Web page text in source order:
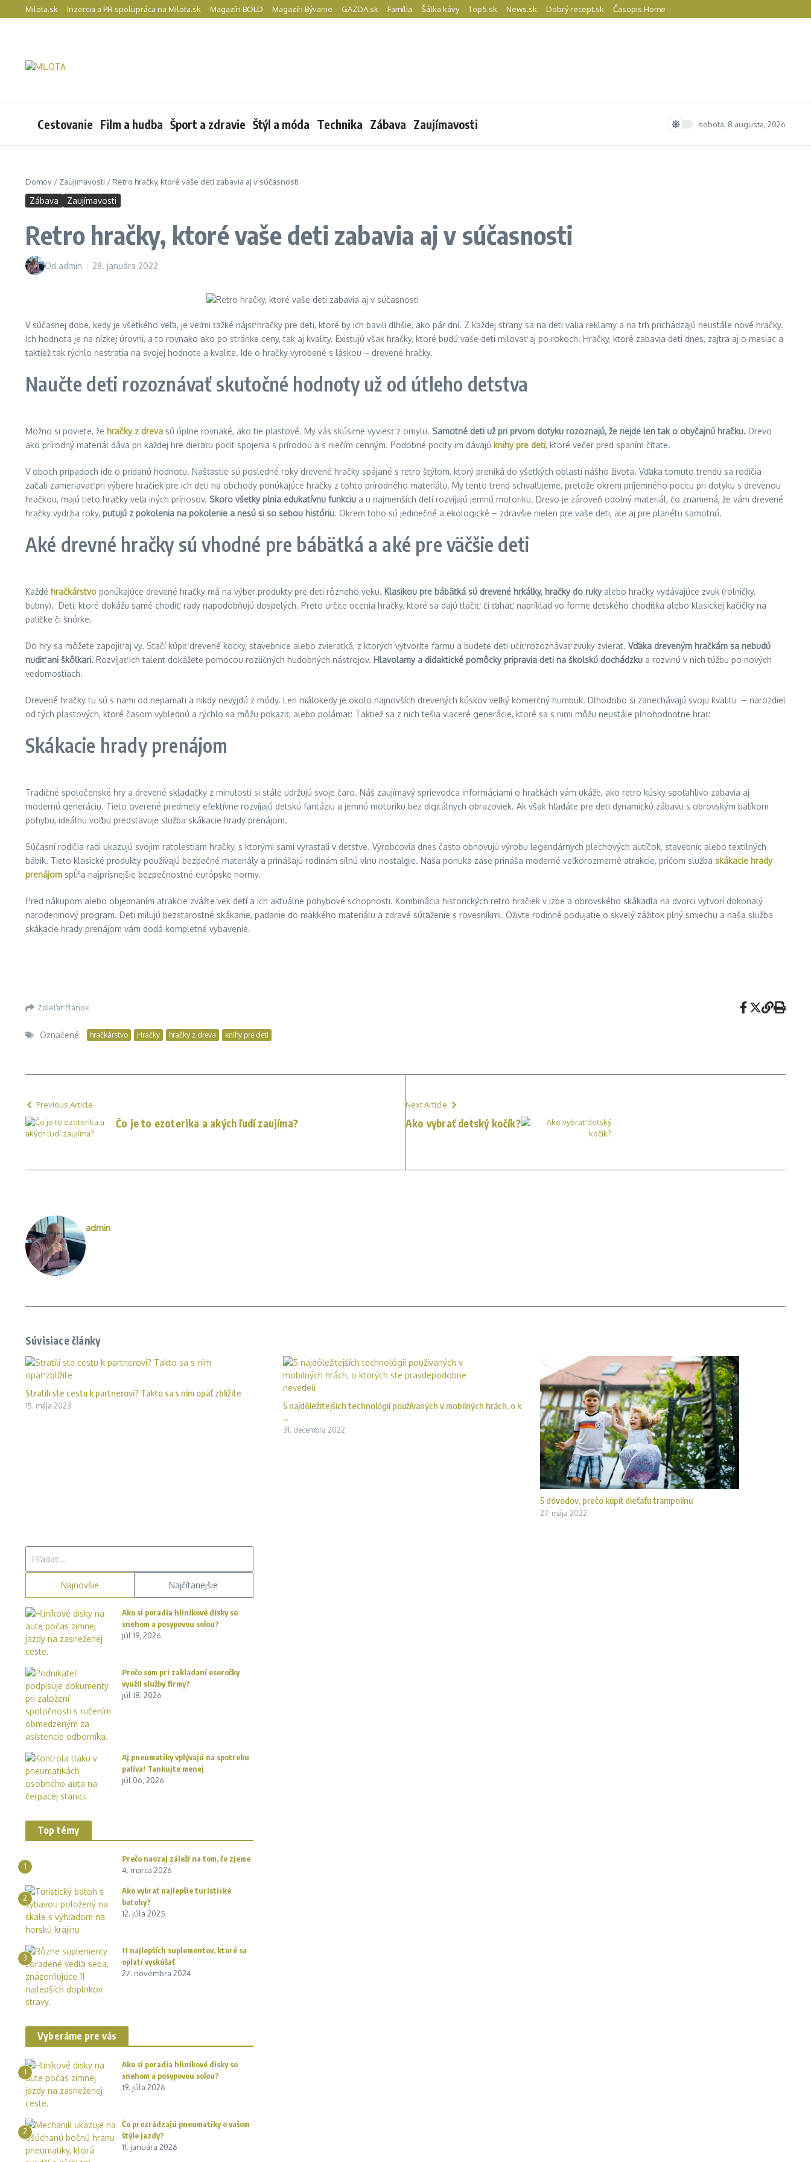
Preskočiť na obsah
Milota.sk Inzercia a PR spolupráca na Milota.sk Magazín BOLD Magazín Bývanie GAZDA.sk Família Šálka kávy Top5.sk News.sk Dobrý recept.sk Časopis Home
Cestovanie Film a hudba Šport a zdravie Štýl a móda Technika Zábava Zaujímavosti sobota, 8 augusta, 2026
Domov / Zaujímavosti / Retro hračky, ktoré vaše deti zabavia aj v súčasnosti
Zábava Zaujímavosti
Retro hračky, ktoré vaše deti zabavia aj v súčasnosti
Od admin 28. januára 2022
V súčasnej dobe, kedy je všetkého veľa, je veľmi ťažké nájsť hračky pre deti, ktoré by ich bavili dlhšie, ako pár dní. Z každej strany sa na deti valia reklamy a na trh prichádzajú neustále nové hračky.
Ich hodnota je na nízkej úrovni, a to rovnako ako po stránke ceny, tak aj kvality. Existujú však hračky, ktoré budú vaše deti milovať aj po rokoch. Hračky, ktoré zabavia deti dnes, zajtra aj o mesiac a
taktiež tak rýchlo nestratia na svojej hodnote a kvalite. Ide o hračky vyrobené s láskou – drevené hračky.
Naučte deti rozoznávať skutočné hodnoty už od útleho detstva
Možno si poviete, že hračky z dreva sú úplne rovnaké, ako tie plastové. My vás skúsime vyviesť z omylu. Samotné deti už pri prvom dotyku rozoznajú, že nejde len tak o obyčajnú hračku. Drevo
ako prírodný materiál dáva pri každej hre dieťaťu pocit spojenia s prírodou a s niečím cenným. Podobné pocity im dávajú knihy pre deti, ktoré večer pred spaním čítate.
V oboch prípadoch ide o pridanú hodnotu. Našťastie sú posledné roky drevené hračky spájané s retro štýlom, ktorý preniká do všetkých oblastí nášho života. Vďaka tomuto trendu sa rodičia
začali zameriavať pri výbere hračiek pre ich deti na obchody ponúkajúce hračky z tohto prírodného materiálu. My tento trend schvaľujeme, pretože okrem príjemného pocitu pri dotyku s drevenou
hračkou, majú tieto hračky veľa iných prínosov. Skoro všetky plnia edukatívnu funkciu a u najmenších detí rozvíjajú jemnú motoriku. Drevo je zároveň odolný materiál, čo znamená, že vám drevené
hračky vydržia roky, putujú z pokolenia na pokolenie a nesú si so sebou históriu. Okrem toho sú jedinečné a ekologické – zdravšie nielen pre vaše deti, ale aj pre planétu samotnú.
Aké drevné hračky sú vhodné pre bábätká a aké pre väčšie deti
Každé hračkárstvo ponúkajúce drevené hračky má na výber produkty pre deti rôzneho veku. Klasikou pre bábätká sú drevené hrkálky, hračky do rukyalebo hračky vydávajúce zvuk (rolničky,
bubny). Deti, ktoré dokážu samé chodiť, rady napodobňujú dospelých. Preto určite ocenia hračky, ktoré sa dajú tlačiť, či ťahať, napríklad vo forme detského chodítka alebo klasickej kačičky na
paličke či šnúrke.
Do hry sa môžete zapojiť aj vy. Stačí kúpiť drevené kocky, stavebnice alebo zvieratká, z ktorých vytvoríte farmu a budete deti učiť rozoznávať zvuky zvierat. Vďaka dreveným hračkám sa nebudú
nudiť ani škôlkari. Rozvíjať ich talent dokážete pomocou rozličných hudobných nástrojov. Hlavolamy a didaktické pomôcky pripravia deti na školskú dochádzku a rozvinú v nich túžbu po nových
vedomostiach.
Drevené hračky tu sú s nami od nepamäti a nikdy nevyjdú z módy. Len málokedy je okolo najnovších drevených kúskov veľký komerčný humbuk. Dlhodobo si zanechávajú svoju kvalitu – narozdiel
od tých plastových, ktoré časom vyblednú a rýchlo sa môžu pokaziť, alebo polámať. Taktiež sa z nich tešia viaceré generácie, ktoré sa s nimi môžu neustále plnohodnotne hrať.
Skákacie hrady prenájom
Tradičné spoločenské hry a drevené skladačky z minulosti si stále udržujú svoje čaro. Náš zaujímavý sprievodca informáciami o hračkách vám ukáže, ako retro kúsky spoľahlivo zabavia aj
modernú generáciu. Tieto overené predmety efektívne rozvíjajú detskú fantáziu a jemnú motoriku bez digitálnych obrazoviek. Ak však hľadáte pre deti dynamickú zábavu s obrovským balíkom
pohybu, ideálnu voľbu predstavuje služba skákacie hrady prenájom.
Súčasní rodičia radi ukazujú svojim ratolestiam hračky, s ktorými sami vyrastali v detstve. Výrobcovia dnes často obnovujú výrobu legendárnych plechových autíčok, stavebníc alebo textilných
bábik. Tieto klasické produkty používajú bezpečné materiály a prinášajú rodinám silnú vlnu nostalgie. Naša ponuka zase prináša moderné veľkorozmerné atrakcie, pričom služba skákacie hrady
prenájom spĺňa najprísnejšie bezpečnostné európske normy.
Pred nákupom alebo objednaním atrakcie zvážte vek detí a ich aktuálne pohybové schopnosti. Kombinácia historických retro hračiek v izbe a obrovského skákadla na dvorci vytvorí dokonalý
narodeninový program. Deti milujú bezstarostné skákanie, padanie do mäkkého materiálu a zdravé súťaženie s rovesníkmi. Oživte rodinné podujatie o skvelý zážitok plný smiechu a naša služba
skákacie hrady prenájom vám dodá kompletné vybavenie.
Zdieľať článok
Označené: hračkárstvo Hračky hračky z dreva knihy pre deti
Previous Article
Čo je to ezoterika a akých ľudí zaujíma?
Next Article
Ako vybrať detský kočík?
admin
Súvisiace články
Stratili ste cestu k partnerovi? Takto sa s ním opäť zblížite
15. mája 2023
5 najdôležitejších technológií používaných v mobilných hrách, o k
...
31. decembra 2022
5 dôvodov, prečo kúpiť dieťaťu trampolínu
27. mája 2022
Najnovšie Najčítanejšie
Ako si poradia hliníkové disky so
snehom a posypovou soľou?
júl 19, 2026
Prečo som pri zakladaní eseročky
využil služby firmy?
júl 18, 2026
Aj pneumatiky vplývajú na spotrebu
paliva! Tankujte menej
júl 06, 2026
Top témy
1
Prečo naozaj záleží na tom, čo zjeme
4. marca 2026
2
Ako vybrať najlepšie turistické
batohy?
12. júla 2025
3
11 najlepších suplementov, ktoré sa
oplatí vyskúšať
27. novembra 2024
Vyberáme pre vás
1
Ako si poradia hliníkové disky so
snehom a posypovou soľou?
19. júla 2026
2
Čo prezrádzajú pneumatiky o vašom
štýle jazdy?
11. januára 2026